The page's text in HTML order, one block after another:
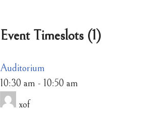
Event Timeslots (1)
Auditorium
10:30 am - 10:50 am
xof